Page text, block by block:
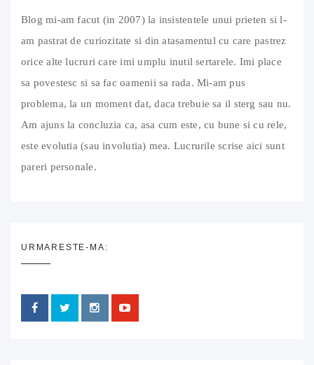
Blog mi-am facut (in 2007) la insistentele unui prieten si l-
am pastrat de curiozitate si din atasamentul cu care pastrez
orice alte lucruri care imi umplu inutil sertarele. Imi place
sa povestesc si sa fac oamenii sa rada. Mi-am pus
problema, la un moment dat, daca trebuie sa il sterg sau nu.
Am ajuns la concluzia ca, asa cum este, cu bune si cu rele,
este evolutia (sau involutia) mea. Lucrurile scrise aici sunt
pareri personale.
URMARESTE-MA: